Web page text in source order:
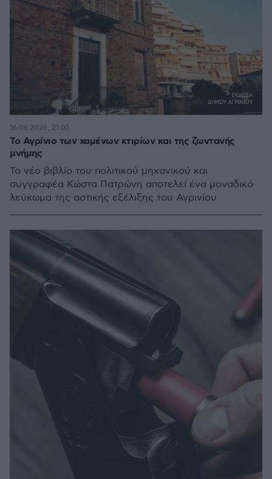
Το Αγρίνιο των χαμένων κτιρίων και της ζωντανής
μνήμης
Το νέο βιβλίο του πολιτικού μηχανικού και
συγγραφέα Κώστα Πατρώνη αποτελεί ένα μοναδικό
λεύκωμα της αστικής εξέλιξης του Αγρινίου
16.06.2026, 21:05